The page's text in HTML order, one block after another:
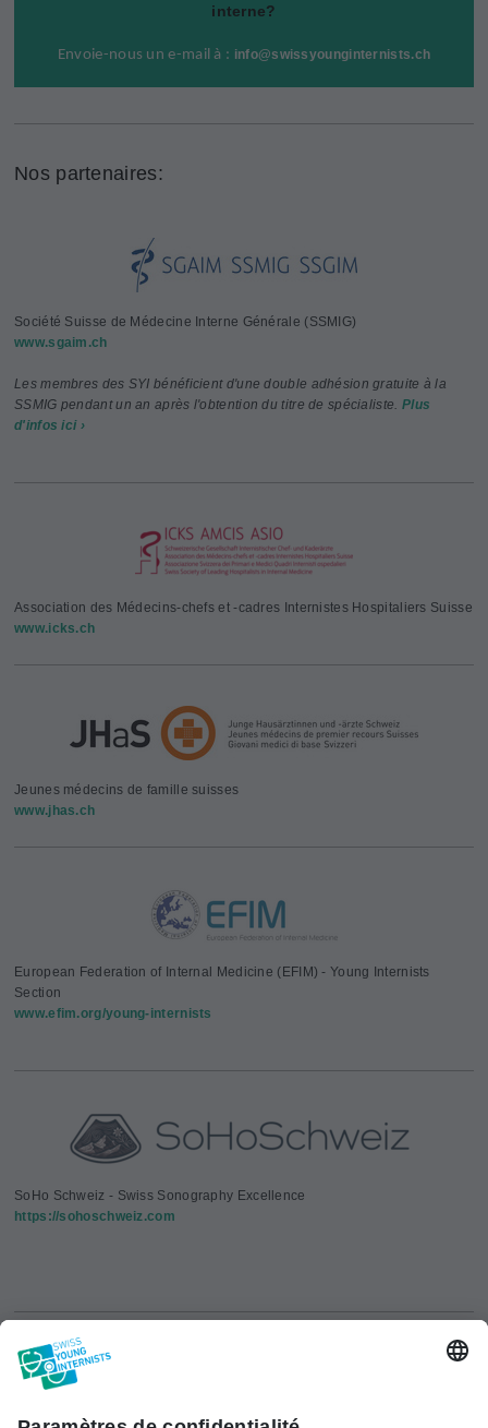
interne?
Envoie-nous un e-mail à : info@swissyounginternists.ch
Nos partenaires:
Société Suisse de Médecine Interne Générale (SSMIG)
www.sgaim.ch
Les membres des SYI bénéficient d'une double adhésion gratuite à la
SSMIG pendant un an après l'obtention du titre de spécialiste. Plus
d'infos ici ›
Association des Médecins-chefs et -cadres Internistes Hospitaliers Suisse
www.icks.ch
Jeunes médecins de famille suisses
www.jhas.ch
European Federation of Internal Medicine (EFIM) - Young Internists
Section
www.efim.org/young-internists
SoHo Schweiz - Swiss Sonography Excellence
https://sohoschweiz.com
Portrait